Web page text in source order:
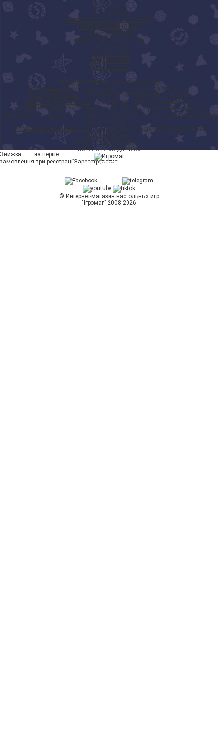
Монополия
Алиас (Alias)
Билет на Поезд (Ticket to Ride)
◦ Колонизаторы (Catan)
Hasbro (Хасбро)
◦ Каркассон (Carcassonne)
Детские игры
(067) 589-03-97
(095) 589-03-97
(093) 589-03-97
info@igromag.ua - магазин Igromagг
opt@igromag.ua - по вопросам оптовых закупок и продаж
order@igromag.ua - по вопросам поставок и дистрибуции
marketing@igromag.ua - по вопросам контента и маркетинга
event@igromag.ua - по вопросам организации игротек и мероприятий
ua-project@igromag.ua - по вопросам сотрудничества с авторами и разработки
настольных игр
irina.karpenko@igromag.ua - по вопросам сотрудничества и вакансий
Мы работаем:
Пн-Пт: с 10:00 до 20:00
Сб-Вс: с 12:00 до 18:00
© Интернет-магазин настольных игр
"Ігромаг" 2008-2026
Знижка
на перше
замовлення при реєстраціїЗареєструватись